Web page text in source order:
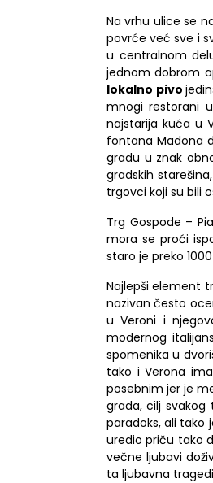
Na vrhu ulice se
povrće već sve i
u centralnom
jednom dobrom
lokalno pivo
mnogi restorani
najstarija kuća u
fontana Madona
gradu u znak
gradskih
trgovci koji su bili
Trg Gospode –
mora se proći
staro je preko
Najlepši element
nazivan često
u Veroni i
modernog
spomenika u
tako i Verona
posebnim jer je
grada, cilj
paradoks, ali tako
uredio priču tako
večne ljubavi
ta ljubavna